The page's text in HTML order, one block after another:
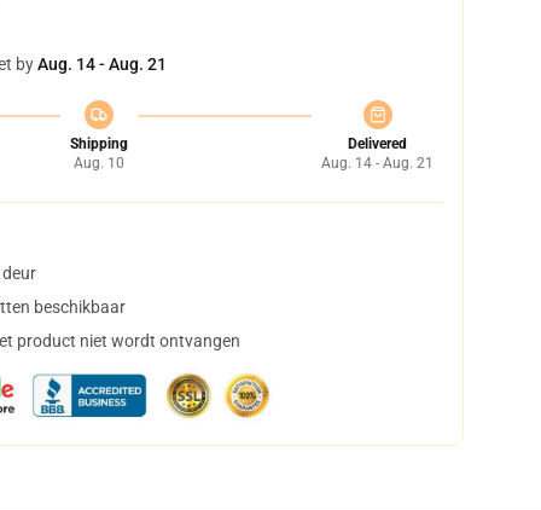
byAug. 14 - Aug. 21
Shipping
Aug. 10
Delivered
Aug. 14 - Aug. 21
beschikbaar
product niet wordt ontvangen